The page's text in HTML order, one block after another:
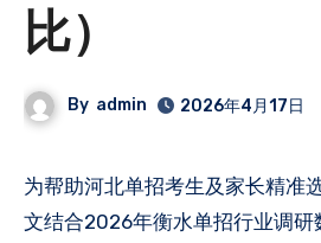
比）
By admin 2026年4月17日
为帮助河北单招考生及家长精准选择靠谱培训机构,本
文结合2026年衡水单招行业调